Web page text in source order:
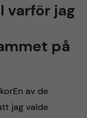
varför jag
på
av de
jag valde